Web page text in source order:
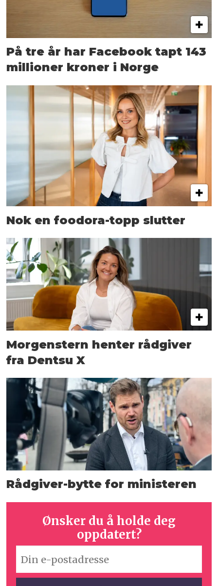
På tre år har Facebook tapt 143
millioner kroner i Norge
Nok en foodora-topp slutter
Morgenstern henter rådgiver
fra Dentsu X
Rådgiver-bytte for ministeren
Ønsker du å holde deg
oppdatert?